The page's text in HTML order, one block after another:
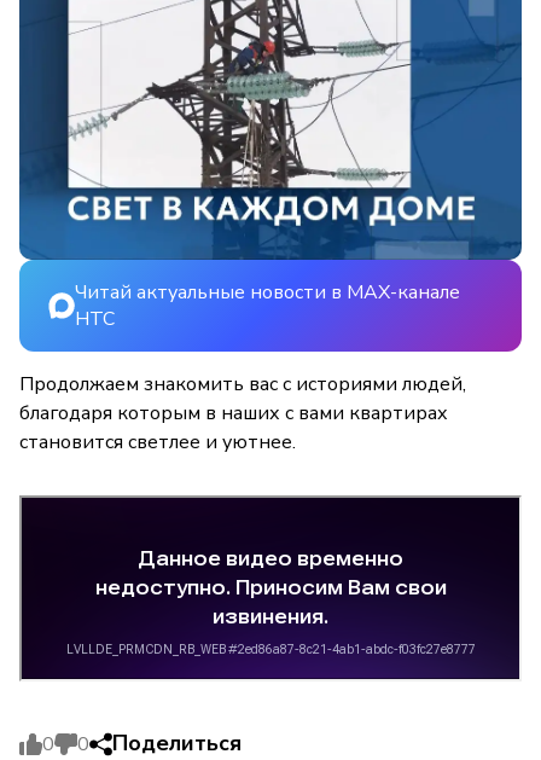
Читай актуальные новости в MAX-канале
НТС
Продолжаем знакомить вас с историями людей,
благодаря которым в наших с вами квартирах
становится светлее и уютнее.
0 0 Поделиться